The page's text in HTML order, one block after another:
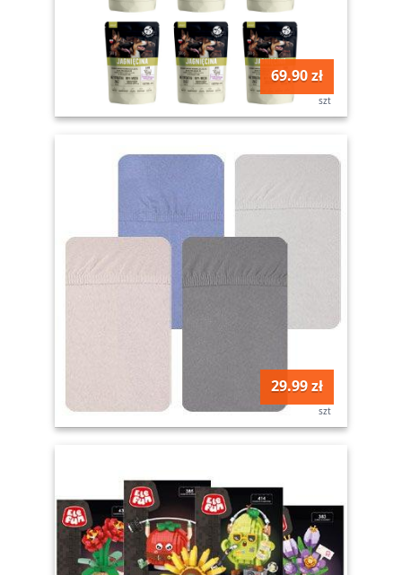
69.90 zł
szt
29.99 zł
szt